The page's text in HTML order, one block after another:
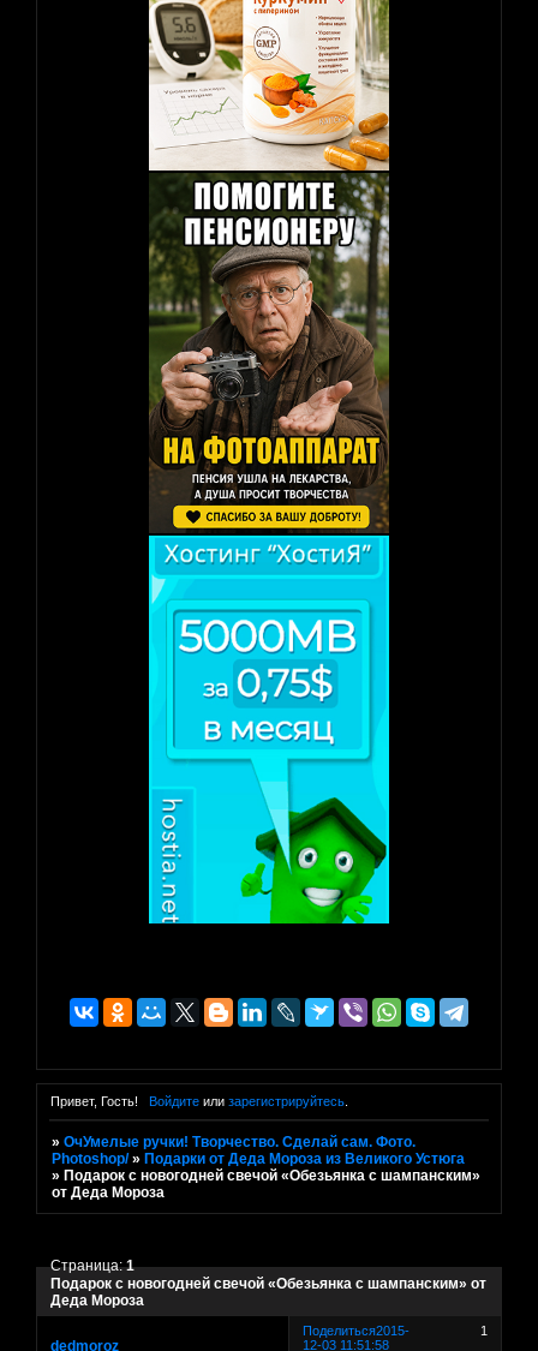
Привет, Гость! Войдитеили зарегистрируйтесь.
»ОчУмелые ручки! Творчество. Сделай сам. Фото.
Photoshop/ » Подарки от Деда Мороза из Великого Устюга
» Подарок с новогодней свечой «Обезьянка с шампанским»
от Деда Мороза
Подарок с новогодней свечой «Обезьянка с шампанским» от
Деда Мороза
Страница:1
Поделиться 1
2015-
12-03 11:51:58
dedmoroz